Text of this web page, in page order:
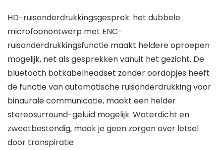
HD-ruisonderdrukkingsgesprek: het dubbele
microfoonontwerp met ENC-
ruisonderdrukkingsfunctie maakt heldere oproepen
mogelijk, net als gesprekken vanuit het gezicht. De
bluetooth botkabelheadset zonder oordopjes heeft
de functie van automatische ruisonderdrukking voor
binaurale communicatie, maakt een helder
stereosurround-geluid mogelijk. Waterdicht en
zweetbestendig, maak je geen zorgen over letsel
door transpiratie